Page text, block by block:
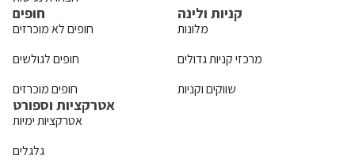
חופים
חופים לא מוכרזים
חופים לגולשים
חופים מוכרזים
קניות ולינה
מלונות
מרכזי קניות גדולים
שווקים וקניות
אטרקציות וספורט
אטרקציות ימיות
גלגלים